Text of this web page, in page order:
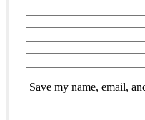
Save my name, email,